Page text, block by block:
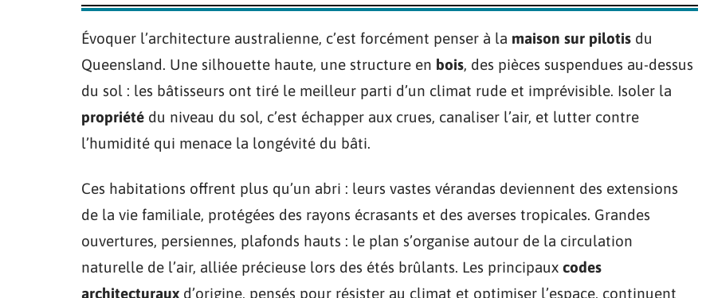
Évoquer l’architecture australienne, c’est forcément penser à la maison sur pilotis du
Queensland. Une silhouette haute, une structure en bois, des pièces suspendues au-dessus
du sol : les bâtisseurs ont tiré le meilleur parti d’un climat rude et imprévisible. Isoler la
propriété du niveau du sol, c’est échapper aux crues, canaliser l’air, et lutter contre
l’humidité qui menace la longévité du bâti.
Ces habitations offrent plus qu’un abri : leurs vastes vérandas deviennent des extensions
de la vie familiale, protégées des rayons écrasants et des averses tropicales. Grandes
ouvertures, persiennes, plafonds hauts : le plan s’organise autour de la circulation
naturelle de l’air, alliée précieuse lors des étés brûlants. Les principaux codes
architecturaux d’origine, pensés pour résister au climat et optimiser l’espace, continuent